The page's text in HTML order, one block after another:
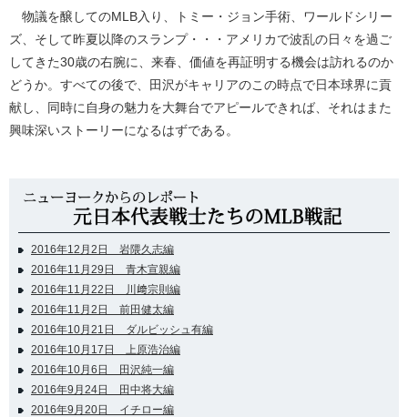
物議を醸してのMLB入り、トミー・ジョン手術、ワールドシリー
ズ、そして昨夏以降のスランプ・・・アメリカで波乱の日々を過ご
してきた30歳の右腕に、来春、価値を再証明する機会は訪れるのか
どうか。すべての後で、田沢がキャリアのこの時点で日本球界に貢
献し、同時に自身の魅力を大舞台でアピールできれば、それはまた
興味深いストーリーになるはずである。
2016年12月2日 岩隈久志編
2016年11月29日 青木宣親編
2016年11月22日 川﨑宗則編
2016年11月2日 前田健太編
2016年10月21日 ダルビッシュ有編
2016年10月17日 上原浩治編
2016年10月6日 田沢純一編
2016年9月24日 田中将大編
2016年9月20日 イチロー編